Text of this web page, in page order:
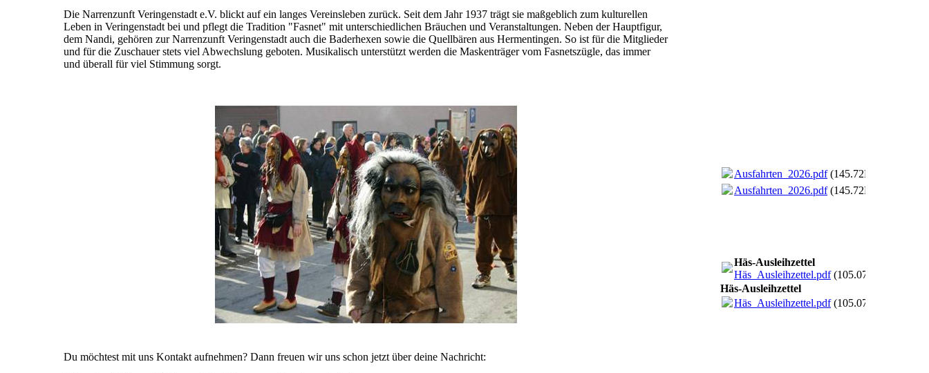
Die Narrenzunft Veringenstadt e.V. blickt auf ein langes Vereinsleben zurück. Seit dem Jahr 1937 trägt sie maßgeblich zum kulturellen
Leben in Veringenstadt bei und pflegt die Tradition "Fasnet" mit unterschiedlichen Bräuchen und Veranstaltungen. Neben der Hauptfigur,
dem Nandi, gehören zur Narrenzunft Veringenstadt auch die Baderhexen sowie die Quellbären aus Hermentingen. So ist für die Mitglieder
und für die Zuschauer stets viel Abwechslung geboten. Musikalisch unterstützt werden die Maskenträger vom Fasnetszügle, das immer
und überall für viel Stimmung sorgt.
Du möchtest mit uns Kontakt aufnehmen? Dann freuen wir uns schon jetzt über deine Nachricht:
Ausfahrten_2026.pdf(145.72KB)
Ausfahrten_2026.pdf(145.72KB)
Häs-Ausleihzettel
Häs_Ausleihzettel.pdf(105.07KB)
Häs-Ausleihzettel
Häs_Ausleihzettel.pdf(105.07KB)